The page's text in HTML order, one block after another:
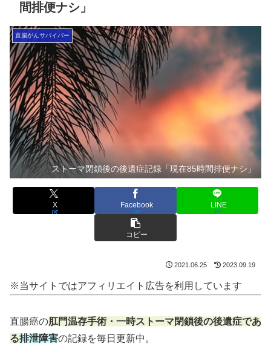
間排便ナシ」
直腸がんサバイバー
ストーマ閉鎖後の後遺症記録「現在85時間排便ナシ」
X Facebook LINE
コピー
2021.06.25 2023.09.19
※当サイトではアフィリエイト広告を利用しています
直腸癌の肛門温存手術・一時ストーマ閉鎖後の後遺症であ
る排泄障害の記録を毎日更新中。